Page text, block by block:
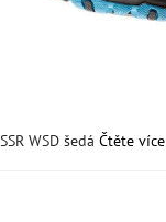
WSD šedá Čtěte více